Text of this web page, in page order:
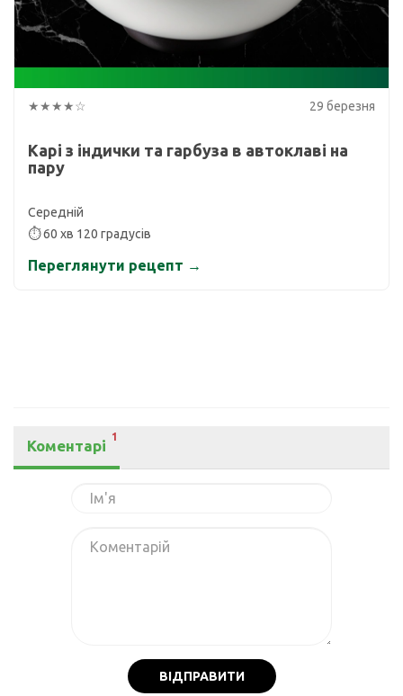
★★★★☆ 29 березня
Карі з індички та гарбуза в автоклаві на
пару
Середній
⏱ 60 хв 120 градусів
Переглянути рецепт →
Коментарі
1
ВІДПРАВИТИ